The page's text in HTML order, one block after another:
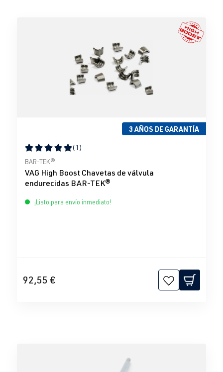
3 AÑOS DE GARANTÍA
Calificación promedio de 5 de 5 estrellas
(1)
BAR-TEK®
VAG High Boost Chavetas de válvula
endurecidas BAR-TEK®
¡Listo para envío inmediato!
92,55 €